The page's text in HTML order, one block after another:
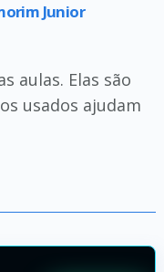
Junior
aulas. Elas são
usados ajudam